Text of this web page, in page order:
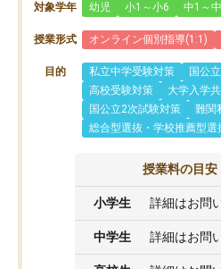
対象学年 幼児 小1～小6 中1～
授業形式 オンライン個別指導(1:1)
目的 私立中学受験対策
国公
高校受験対策
大学入学
国公立2次試験対策
難関
総合型選抜・学校推薦型選
授業料の目安
小学生 詳細はお問
中学生 詳細はお問